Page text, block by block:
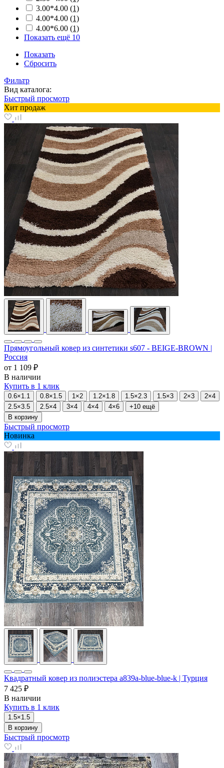
3.00*4.00 (1)
4.00*4.00 (1)
4.00*6.00 (1)
Показать ещё 10
Показать
Сбросить
Фильтр
Вид каталога:
Быстрый просмотр
Хит продаж
Прямоугольный ковер из синтетики s607 - BEIGE-BROWN |
Россия
от 1 109 ₽
В наличии
Купить в 1 клик
0.6×1.1 0.8×1.5 1×2 1.2×1.8 1.5×2.3 1.5×3 2×3
2×4
2.5×3.5
2.5×4 3×4 4×4 4×6
+10 ещё
В корзину
Быстрый просмотр
Новинка
Квадратный ковер из полиэстера a839a-blue-blue-k | Турция
7 425 ₽
В наличии
Купить в 1 клик
1.5×1.5
В корзину
Быстрый просмотр